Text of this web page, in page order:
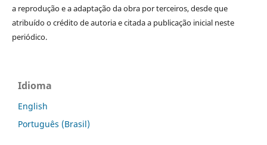
a reprodução e a adaptação da obra por terceiros, desde que
atribuído o crédito de autoria e citada a publicação inicial neste
periódico.
Idioma
English
Português (Brasil)